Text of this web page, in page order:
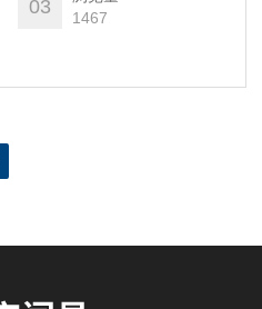
03
1467